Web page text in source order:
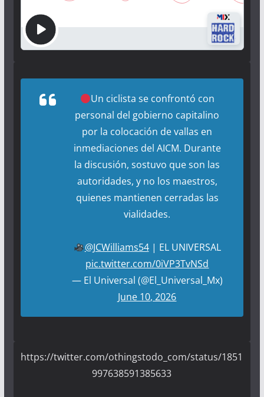
Un ciclista se confrontó con
personal del gobierno capitalino
por la colocación de vallas en
inmediaciones del AICM. Durante
la discusión, sostuvo que son las
autoridades, y no los maestros,
quienes mantienen cerradas las
vialidades.
@JCWilliams54| EL UNIVERSAL
pic.twitter.com/0iVP3TvNSd
— El Universal (@El_Universal_Mx)
June 10, 2026
https://twitter.com/othingstodo_com/status/1851
997638591385633